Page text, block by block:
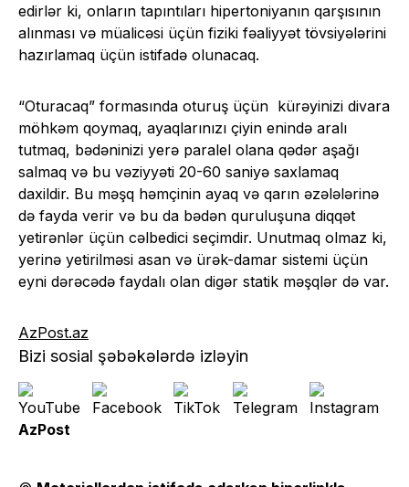
edirlər ki, onların tapıntıları hipertoniyanın qarşısının
alınması və müalicəsi üçün fiziki fəaliyyət tövsiyələrini
hazırlamaq üçün istifadə olunacaq.
“Oturacaq” formasında oturuş üçün kürəyinizi divara
möhkəm qoymaq, ayaqlarınızı çiyin enində aralı
tutmaq, bədəninizi yerə paralel olana qədər aşağı
salmaq və bu vəziyyəti 20-60 saniyə saxlamaq
daxildir. Bu məşq həmçinin ayaq və qarın əzələlərinə
də fayda verir və bu da bədən quruluşuna diqqət
yetirənlər üçün cəlbedici seçimdir. Unutmaq olmaz ki,
yerinə yetirilməsi asan və ürək-damar sistemi üçün
eyni dərəcədə faydalı olan digər statik məşqlər də var.
AzPost.az
Bizi sosial şəbəkələrdə izləyin
AzPost